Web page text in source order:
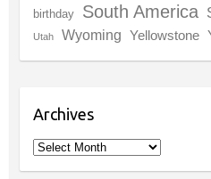
birthday
South America
Utah Wyoming Yellowstone
Archives
Archives